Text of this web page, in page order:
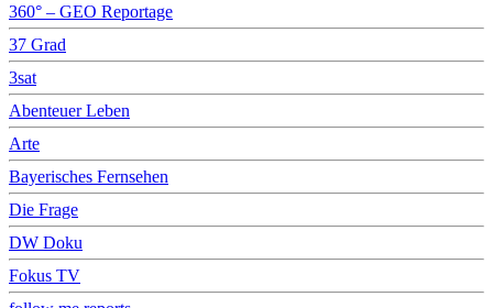
360° – GEO Reportage
37 Grad
3sat
Abenteuer Leben
Arte
Bayerisches Fernsehen
Die Frage
DW Doku
Fokus TV